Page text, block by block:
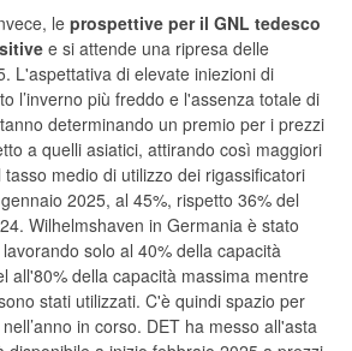
le prospettive per il GNL tedesco
e si attende una ripresa delle
L'aspettativa di elevate iniezioni di
l’inverno più freddo e l'assenza totale di
determinando un premio per i prezzi
a quelli asiatici, attirando così maggiori
medio di utilizzo dei rigassificatori
2025, al 45%, rispetto 36% del
Wilhelmshaven in Germania è stato
solo al 40% della capacità
all'80% della capacità massima mentre
stati utilizzati. C'è quindi spazio per
in corso. DET ha messo all'asta